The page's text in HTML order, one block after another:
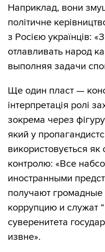
Наприклад, вони
політичне
з Росією українців:
отлавливать народ
выполняя задачи
Ще один пласт —
інтерпретація ролі
зокрема через
який у
використовується
контролю: «Все
иностранными
получают
коррупцию и служат
суверенитета
извне».